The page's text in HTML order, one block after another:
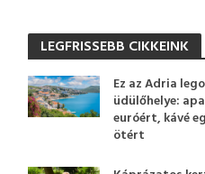
LEGFRISSEBB CIKKEINK
Ez az Adria
üdülőhelye:
euróért, kávé
ötért